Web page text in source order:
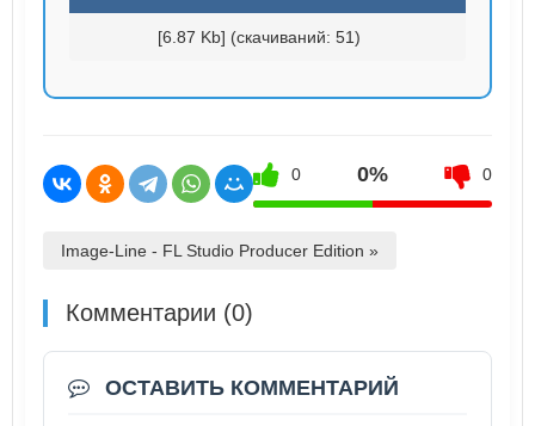
[6.87 Kb] (cкачиваний: 51)
0 0% 0
Image-Line - FL Studio Producer Edition »
Комментарии (0)
ОСТАВИТЬ КОММЕНТАРИЙ